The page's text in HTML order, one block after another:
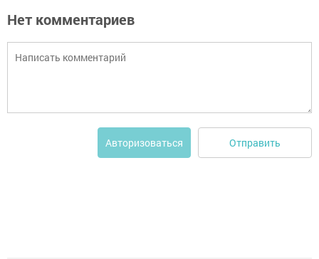
Нет комментариев
Авторизоваться Отправить